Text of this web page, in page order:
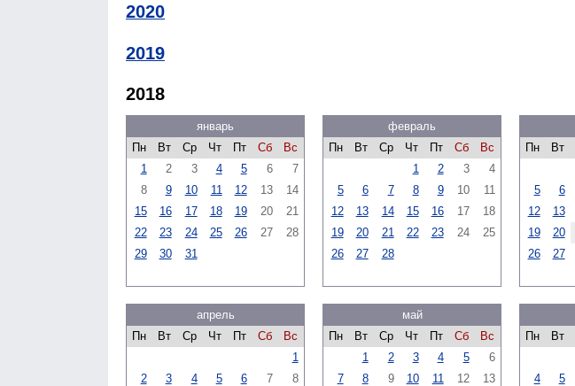
2020
2019
2018
январь
Пн
Вт Ср Чт Пт Сб
Вс
1
2 3 4 5 6
7
8
9 10 11 12 13
14
15
16 17 18 19 20
21
22
23 24 25 26 27
28
29
30 31
февраль
Пн
Вт Ср Чт Пт Сб
Вс
1
2 3
4
5
6 7 8 9 10
11
12
13 14 15 16 17
18
19
20 21 22 23 24
25
26
27 28
Пн
Вт
5
6
12
13
19
20
26
27
апрель
Пн
Вт Ср Чт Пт Сб
Вс
1
2
3 4 5 6 7
8
май
Пн
Вт Ср Чт Пт Сб
Вс
1
2 3 4 5
6
7
8 9 10 11 12
13
Пн
Вт
4
5